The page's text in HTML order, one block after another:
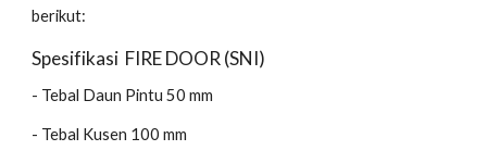
berikut:
Spesifikasi FIRE DOOR (SNI)
- Tebal Daun Pintu 50 mm
- Tebal Kusen 100 mm